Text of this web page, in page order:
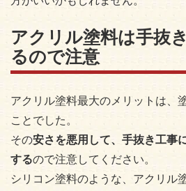
アクリル塗料は手抜
るので注意
アクリル塗料最大のメリットは、
ことでした。
その安さを悪用して、手抜き工事
するので注意してください。
シリコン塗料のような、アクリル